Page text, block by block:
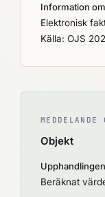
Information
Elektronisk
Källa: OJS
Objekt
Beräknat